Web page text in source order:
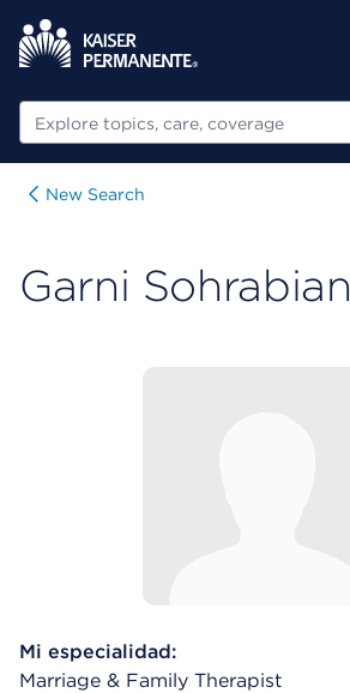
Buscar
New Search
Garni Sohrabian
Mi especialidad:
Marriage & Family Therapist